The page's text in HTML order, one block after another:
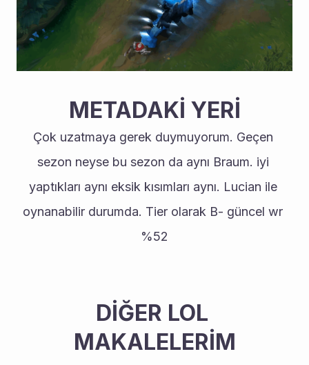
METADAKİ YERİ
Çok uzatmaya gerek duymuyorum. Geçen
sezon neyse bu sezon da aynı Braum. iyi
yaptıkları aynı eksik kısımları aynı. Lucian ile
oynanabilir durumda. Tier olarak B- güncel wr
%52
DİĞER LOL
MAKALELERİM